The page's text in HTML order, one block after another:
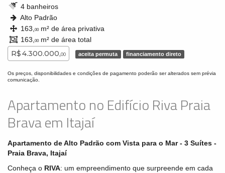
4 banheiros
Alto Padrão
163, 00m² de área privativa
163, 00m² de área total
R$ 4.300.000,00 aceita permuta financiamento direto
Os preços, disponibilidades e condições de pagamento poderão ser alterados sem prévia
comunicação.
Apartamento no Edifício Riva Praia
Brava em Itajaí
Apartamento de Alto Padrão com Vista para o Mar - 3 Suítes -
Praia Brava, Itajaí
Conheça o RIVA: um empreendimento que surpreende em cada